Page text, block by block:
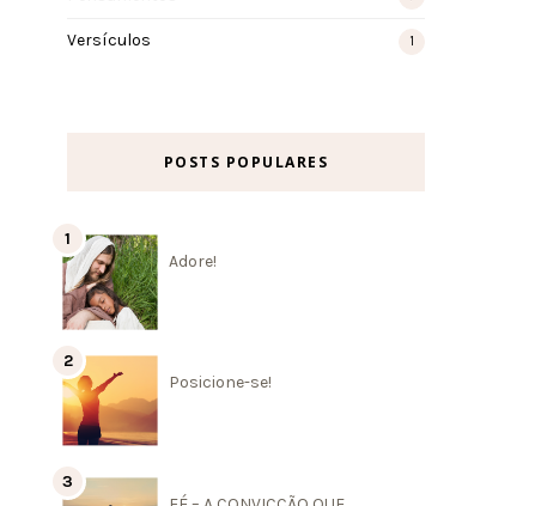
Versículos 1
POSTS POPULARES
Adore!
Posicione-se!